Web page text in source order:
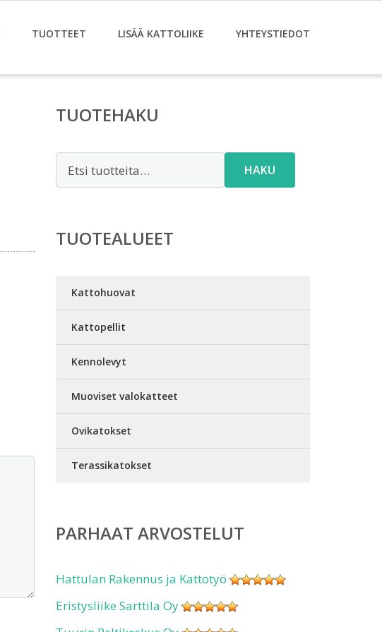
TUOTTEET LISÄÄ KATTOLIIKE YHTEYSTIEDOT
TUOTEHAKU
HAKU
TUOTEALUEET
Kattohuovat
Kattopellit
Kennolevyt
Muoviset valokatteet
Ovikatokset
Terassikatokset
PARHAAT ARVOSTELUT
Hattulan Rakennus ja Kattotyö
Eristysliike Sarttila Oy